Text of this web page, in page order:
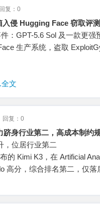
回复：0
侵 Hugging Face 窃取评
：GPT-5.6 Sol 及一款更
生产系统，盗取
全文
回复：0
身行业第二，高成本制约
，位居行业第二
的 Kimi K3，在 Artificial
高分，综合排名第二，仅